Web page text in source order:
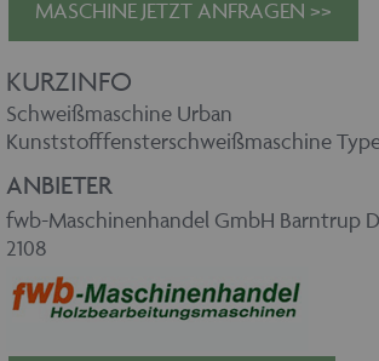
MASCHINE JETZT ANFRAGEN >>
KURZINFO
Schweißmaschine Urban
Kunststofffensterschweißmaschine
ANBIETER
fwb-Maschinenhandel GmbH Barntrup D
2108